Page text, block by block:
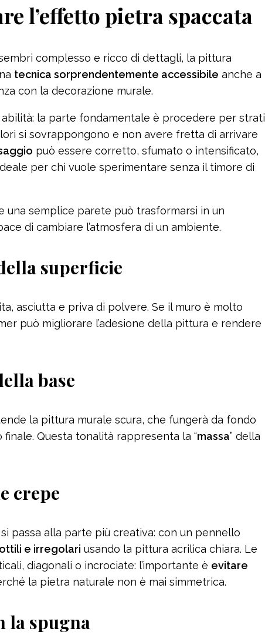
l’effetto pietra spaccata
complesso e ricco di dettagli, la pittura
tecnica sorprendentemente accessibile anche a
con la decorazione murale.
la parte fondamentale è procedere per strati
si sovrappongono e non avere fretta di arrivare
può essere corretto, sfumato o intensificato,
per chi vuole sperimentare senza il timore di
una semplice parete può trasformarsi in un
di cambiare l’atmosfera di un ambiente.
superficie
asciutta e priva di polvere. Se il muro è molto
può migliorare l’adesione della pittura e rendere
base
la pittura murale scura, che fungerà da fondo
Questa tonalità rappresenta la “massa” della
crepe
passa alla parte più creativa: con un pennello
e irregolari usando la pittura acrilica chiara. Le
diagonali o incrociate: l’importante è evitare
la pietra naturale non è mai simmetrica.
la spugna